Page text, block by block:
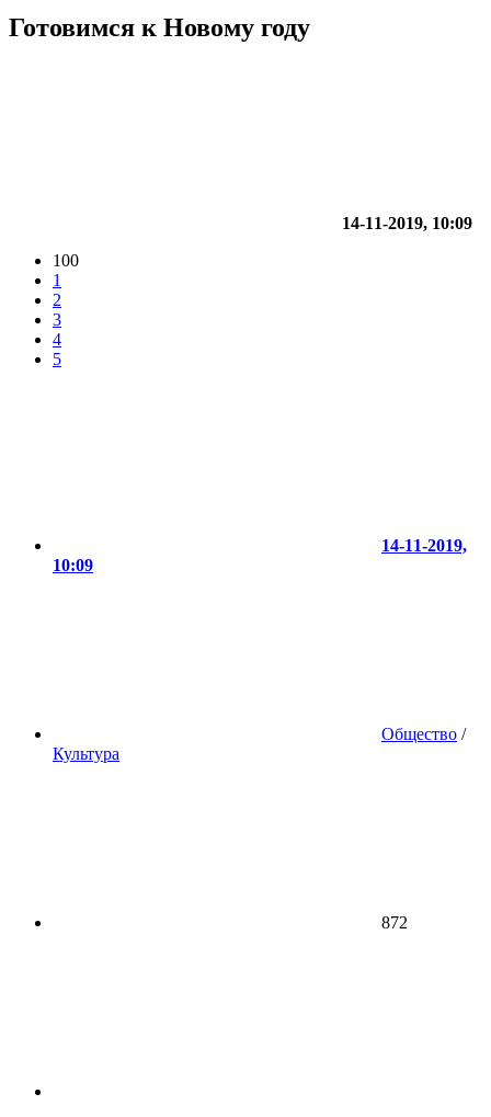
Готовимся к Новому году
14-11-2019, 10:09
100
1
2
3
4
5
14-11-2019,
10:09
Общество /
Культура
872